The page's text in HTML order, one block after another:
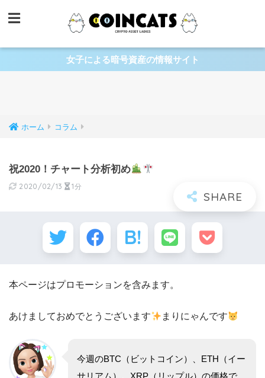
女子による暗号資産の情報サイト
ホーム コラム
祝2020！チャート分析初め
2020/02/13 1分
本ページはプロモーションを含みます。
あけましておめでとうございます まりにゃんです
今週のBTC （ビットコイン）、 ETH （イー
サリアム）、 XRP （リップル）の価格で